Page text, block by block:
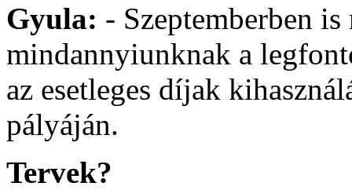
Gyula: - Szeptemberben
mindannyiunknak a
az esetleges díjak
pályáján.
Tervek?